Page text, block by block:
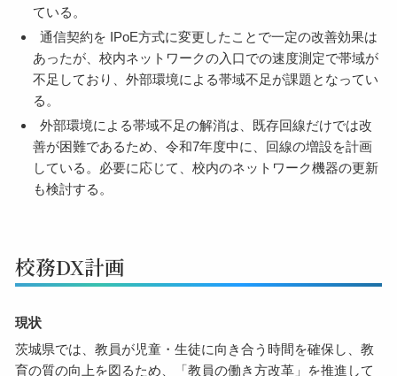
ている。
通信契約を IPoE方式に変更したことで一定の改善効果は
あったが、校内ネットワークの入口での速度測定で帯域が
不足しており、外部環境による帯域不足が課題となってい
る。
外部環境による帯域不足の解消は、既存回線だけでは改
善が困難であるため、令和7年度中に、回線の増設を計画
している。必要に応じて、校内のネットワーク機器の更新
も検討する。
校務DX計画
現状
茨城県では、教員が児童・生徒に向き合う時間を確保し、教
育の質の向上を図るため、「教員の働き方改革」を推進して